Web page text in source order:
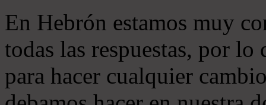
En Hebrón estamos muy
todas las respuestas, por
para hacer cualquier